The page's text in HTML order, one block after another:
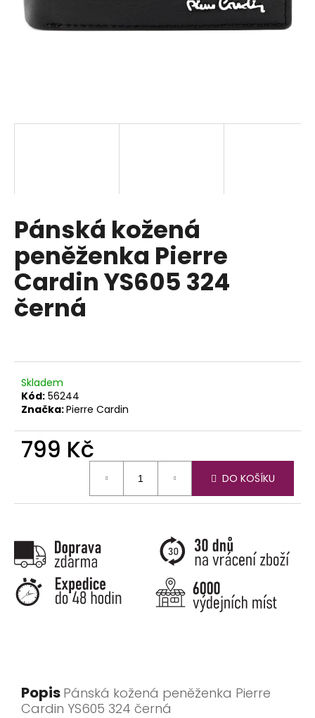
Pánská kožená
peněženka Pierre
Cardin YS605 324
černá
Skladem
Kód: 56244
Značka:Pierre Cardin
799 Kč
DO KOŠÍKU
Popis Pánská kožená peněženka Pierre
Cardin YS605 324 černá
a
D
o
p
o
r
u
č
e
m
e